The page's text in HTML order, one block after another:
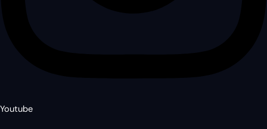
Youtube